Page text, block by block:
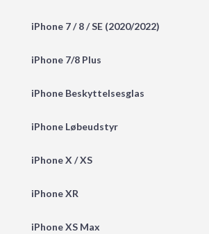
iPhone 7 / 8 / SE (2020/2022)
iPhone 7/8 Plus
iPhone Beskyttelsesglas
iPhone Løbeudstyr
iPhone X / XS
iPhone XR
iPhone XS Max